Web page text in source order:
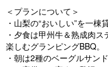
＜プランについて＞
・山梨の“おいしい”を一棟
・夕食は甲州牛＆熟成肉
楽しむグランピングBBQ。
・朝は2種のベーグルサン